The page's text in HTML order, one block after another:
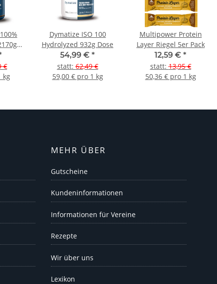
€
kg
Dymatize ISO 100
Hydrolyzed 932g Dose
54,99 € *
statt:62,49 €
59,00 € pro 1 kg
Multipower Protein
Layer Riegel 5er Pack
12,59 € *
statt:13,95 €
50,36 € pro 1 kg
MEHR ÜBER
Gutscheine
Kundeninformationen
Informationen für Vereine
Rezepte
Wir über uns
Lexikon